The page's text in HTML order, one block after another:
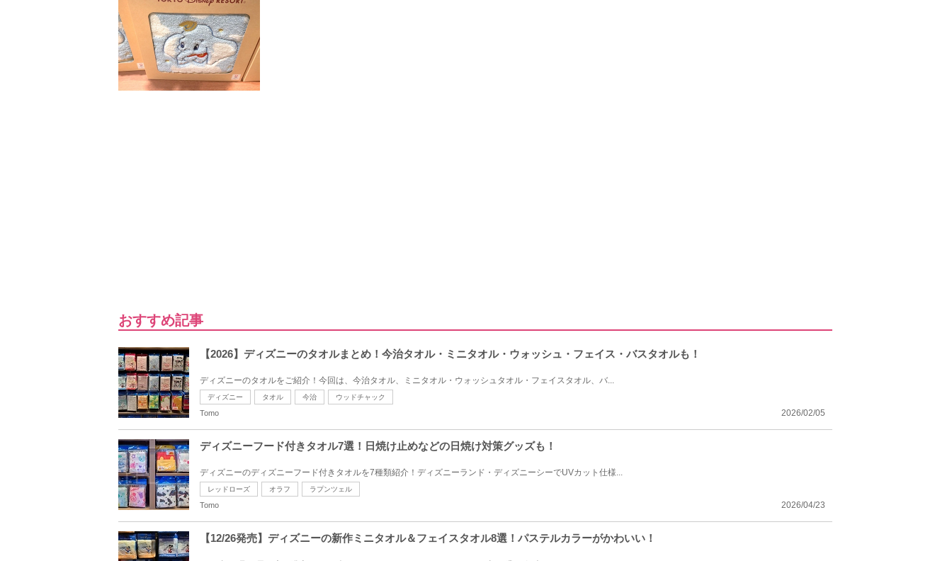
おすすめ記事
【2026】ディズニーのタオルまとめ！今治タオル・ミニタオル・ウォッシュ・フェイス・バスタオルも！
ディズニーのタオルをご紹介！今回は、今治タオル、ミニタオル・ウォッシュタオル・フェイスタオル、バ...
ディズニー タオル 今治 ウッドチャック
2026/02/05
Tomo
ディズニーフード付きタオル7選！日焼け止めなどの日焼け対策グッズも！
ディズニーのディズニーフード付きタオルを7種類紹介！ディズニーランド・ディズニーシーでUVカット仕様...
レッドローズ オラフ ラプンツェル
2026/04/23
Tomo
【12/26発売】ディズニーの新作ミニタオル＆フェイスタオル8選！パステルカラーがかわいい！